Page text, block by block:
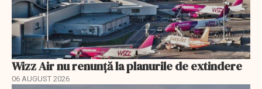
Wizz Air nu renunță la planurile de extindere
06 AUGUST 2026